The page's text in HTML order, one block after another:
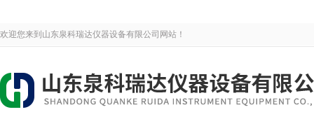
欢迎您来到山东泉科瑞达仪器设备有限公司网站！